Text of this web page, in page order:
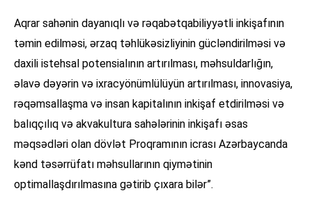
Aqrar sahənin dayanıqlı və rəqabətqabiliyyətli inkişafının
təmin edilməsi, ərzaq təhlükəsizliyinin gücləndirilməsi və
daxili istehsal potensialının artırılması, məhsuldarlığın,
əlavə dəyərin və ixracyönümlülüyün artırılması, innovasiya,
rəqəmsallaşma və insan kapitalının inkişaf etdirilməsi və
balıqçılıq və akvakultura sahələrinin inkişafı əsas
məqsədləri olan dövlət Proqramının icrası Azərbaycanda
kənd təsərrüfatı məhsullarının qiymətinin
optimallaşdırılmasına gətirib çıxara bilər”.